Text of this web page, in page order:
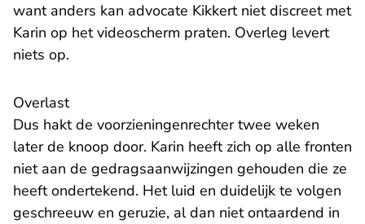
want anders kan advocate Kikkert niet discreet met
Karin op het videoscherm praten. Overleg levert
niets op.
Overlast
Dus hakt de voorzieningenrechter twee weken
later de knoop door. Karin heeft zich op alle fronten
niet aan de gedragsaanwijzingen gehouden die ze
heeft ondertekend. Het luid en duidelijk te volgen
geschreeuw en geruzie, al dan niet ontaardend in